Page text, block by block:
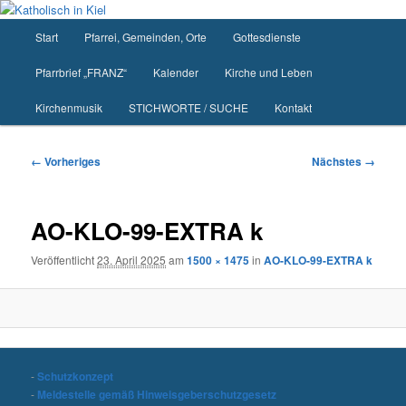
Zum
springen
Start Pfarrei, Gemeinden, Orte Gottesdienste
Pfarrbrief „FRANZ“ Kalender Kirche und Leben
Kirchenmusik STICHWORTE / SUCHE Kontakt
Bilder-
← Vorheriges Nächstes →
AO-KLO-99-EXTRA k
Veröffentlicht23. April 2025 am1500 × 1475inAO-KLO-99-EXTRA k
-Schutzkonzept
- Meldestelle gemäß Hinweisgeberschutzgesetz